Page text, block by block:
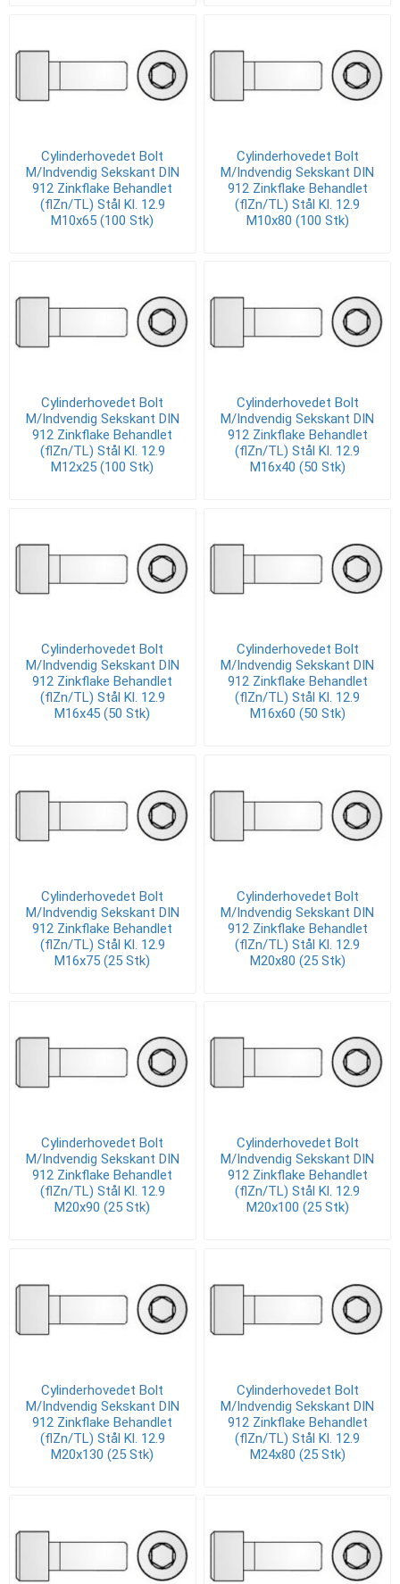
Cylinderhovedet Bolt
M/Indvendig Sekskant DIN
912 Zinkflake Behandlet
(flZn/TL) Stål Kl. 12.9
M10x65 (100 Stk)
Cylinderhovedet Bolt
M/Indvendig Sekskant DIN
912 Zinkflake Behandlet
(flZn/TL) Stål Kl. 12.9
M10x80 (100 Stk)
Cylinderhovedet Bolt
M/Indvendig Sekskant DIN
912 Zinkflake Behandlet
(flZn/TL) Stål Kl. 12.9
M12x25 (100 Stk)
Cylinderhovedet Bolt
M/Indvendig Sekskant DIN
912 Zinkflake Behandlet
(flZn/TL) Stål Kl. 12.9
M16x40 (50 Stk)
Cylinderhovedet Bolt
M/Indvendig Sekskant DIN
912 Zinkflake Behandlet
(flZn/TL) Stål Kl. 12.9
M16x45 (50 Stk)
Cylinderhovedet Bolt
M/Indvendig Sekskant DIN
912 Zinkflake Behandlet
(flZn/TL) Stål Kl. 12.9
M16x60 (50 Stk)
Cylinderhovedet Bolt
M/Indvendig Sekskant DIN
912 Zinkflake Behandlet
(flZn/TL) Stål Kl. 12.9
M16x75 (25 Stk)
Cylinderhovedet Bolt
M/Indvendig Sekskant DIN
912 Zinkflake Behandlet
(flZn/TL) Stål Kl. 12.9
M20x80 (25 Stk)
Cylinderhovedet Bolt
M/Indvendig Sekskant DIN
912 Zinkflake Behandlet
(flZn/TL) Stål Kl. 12.9
M20x90 (25 Stk)
Cylinderhovedet Bolt
M/Indvendig Sekskant DIN
912 Zinkflake Behandlet
(flZn/TL) Stål Kl. 12.9
M20x100 (25 Stk)
Cylinderhovedet Bolt
M/Indvendig Sekskant DIN
912 Zinkflake Behandlet
(flZn/TL) Stål Kl. 12.9
M20x130 (25 Stk)
Cylinderhovedet Bolt
M/Indvendig Sekskant DIN
912 Zinkflake Behandlet
(flZn/TL) Stål Kl. 12.9
M24x80 (25 Stk)